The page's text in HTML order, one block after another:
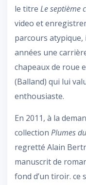
le titre Le septième
video et
parcours
années une
chapeaux de roue
(Balland) qui lui
enthousiaste.
En 2011, à la
collection Plumes
regretté Alain
manuscrit de
fond d’un tiroir. ce